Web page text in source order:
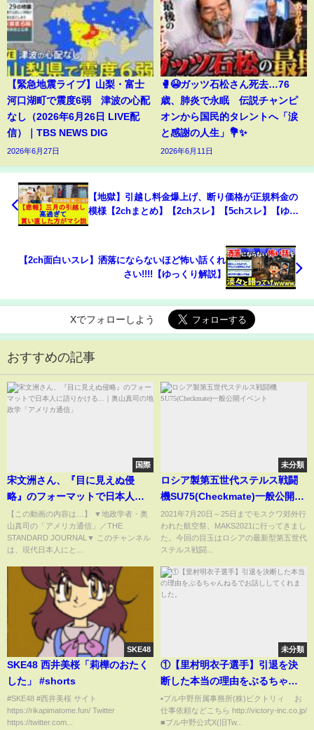
【緊急地震ライブ】山梨・富士
河口湖町で震度6弱 津波の心配
なし（2026年6月26日 LIVE配
信）｜TBS NEWS DIG
2026年6月27日
🥊😭ガッツ石松さん死去…76
歳、肺炎で永眠 伝説チャンピ
オンから国民的タレントへ「涙
と感謝の人生」💐✨
2026年6月11日
【地獄】引越し料金爆上げ、断り価格が正規料金の
模様【2chまとめ】【2chスレ】【5chスレ】【ゆっ
【2ch面白いスレ】洒落にならないほど怖い話くれ
さい!!!!【ゆっくり解説】
Xでフォローしよう
おすすめの記事
国際
宋文洲さん、『目に見えぬ侵
略』のフォーマットで日本人に
語りかける...｜奥山真司の地政学
「アメリカ通信」
【この動画の内容は…】 ▼地政学者・奥
山真司の「アメリカ通信」／THE
STANDARD JOURNAL▼ このチャンネル
は、現代日本人にと...
未分類
ロシア製第五世代ステルス戦闘
機SU75(Checkmate)一般公開イ
ベント
2021年7月20日～25日までモスクワ郊外行
われた航空祭、MAKS2021に行ってきまし
た。今回の目玉はロシアの最新型第五世代
ステルス戦闘...
SKE48
SKE48 西井美桜「莉樺のおたく
した」 #shorts
#SKE48 #西井美桜 サイト
https://rikapimatome.fun/ Twitter
https://twitter.com...
未分類
①【里村明衣子選手】引退を決
断した本当の理由をぶるちゃん
ねるでお話ししてくれました。
▪️ブル中野所属事務所(株)ビクトリィ お
仕事依頼などこちら http://victory-inc.co.jp/
■ブル中野公式X(旧Tw...